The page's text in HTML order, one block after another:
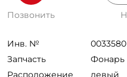
Позвонить
Инв. №
0033580
Запчасть
Фонарь
Расположение
левый